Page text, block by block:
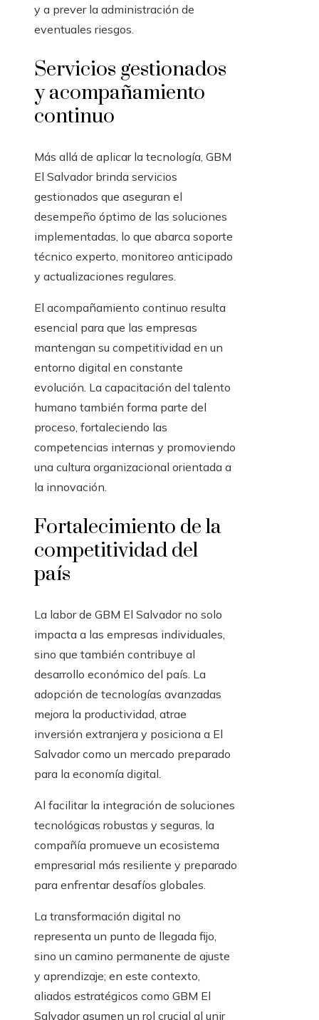
y a prever la administración de
eventuales riesgos.
Servicios gestionados
y acompañamiento
continuo
Más allá de aplicar la tecnología, GBM
El Salvador brinda servicios
gestionados que aseguran el
desempeño óptimo de las soluciones
implementadas, lo que abarca soporte
técnico experto, monitoreo anticipado
y actualizaciones regulares.
El acompañamiento continuo resulta
esencial para que las empresas
mantengan su competitividad en un
entorno digital en constante
evolución. La capacitación del talento
humano también forma parte del
proceso, fortaleciendo las
competencias internas y promoviendo
una cultura organizacional orientada a
la innovación.
Fortalecimiento de la
competitividad del
país
La labor de GBM El Salvador no solo
impacta a las empresas individuales,
sino que también contribuye al
desarrollo económico del país. La
adopción de tecnologías avanzadas
mejora la productividad, atrae
inversión extranjera y posiciona a El
Salvador como un mercado preparado
para la economía digital.
Al facilitar la integración de soluciones
tecnológicas robustas y seguras, la
compañía promueve un ecosistema
empresarial más resiliente y preparado
para enfrentar desafíos globales.
La transformación digital no
representa un punto de llegada fijo,
sino un camino permanente de ajuste
y aprendizaje; en este contexto,
aliados estratégicos como GBM El
Salvador asumen un rol crucial al unir